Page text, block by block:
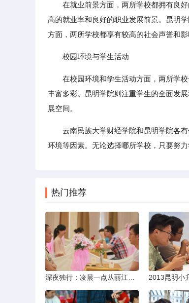
在就业前景方面，两所学校都拥有良
高的就业率和良好的职业发展前景。昆明
方面，两所学校都享有较高的社会声誉和
校园环境与学生活动
在校园环境和学生活动方面，两所学
丰富多彩。昆明学院则注重学生的全面发
展空间。
云南民族大学财经学院和昆明学院各
环境等因素。无论选择哪所学校，只要努
热门推荐